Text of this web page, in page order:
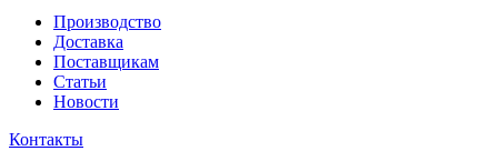
Производство
Доставка
Поставщикам
Статьи
Новости
Контакты